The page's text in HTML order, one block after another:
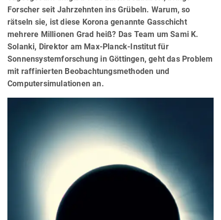
Forscher seit Jahrzehnten ins Grübeln. Warum, so
rätseln sie, ist diese Korona genannte Gasschicht
mehrere Millionen Grad heiß? Das Team um Sami K.
Solanki, Direktor am Max-Planck-Institut für
Sonnensystemforschung in Göttingen, geht das Problem
mit raffinierten Beobachtungsmethoden und
Computersimulationen an.